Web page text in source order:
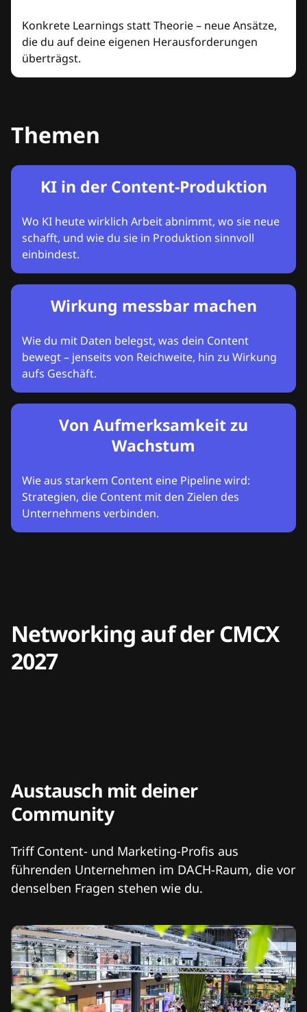
Konkrete Learnings statt Theorie – neue Ansätze,
die du auf deine eigenen Herausforderungen
überträgst.
Themen
KI in der Content-Produktion
Wo KI heute wirklich Arbeit abnimmt, wo sie neue
schafft, und wie du sie in Produktion sinnvoll
einbindest.
Wirkung messbar machen
Wie du mit Daten belegst, was dein Content
bewegt – jenseits von Reichweite, hin zu Wirkung
aufs Geschäft.
Von Aufmerksamkeit zu
Wachstum
Wie aus starkem Content eine Pipeline wird:
Strategien, die Content mit den Zielen des
Unternehmens verbinden.
Networking auf der CMCX
2027
Austausch mit deiner
Community
Triff Content- und Marketing-Profis aus
führenden Unternehmen im DACH-Raum, die vor
denselben Fragen stehen wie du.